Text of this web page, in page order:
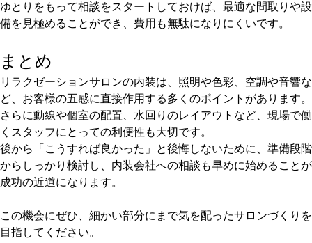
ゆとりをもって相談をスタートしておけば、最適な間取りや設
備を見極めることができ、費用も無駄になりにくいです。
まとめ
リラクゼーションサロンの内装は、照明や色彩、空調や音響な
ど、お客様の五感に直接作用する多くのポイントがあります。
さらに動線や個室の配置、水回りのレイアウトなど、現場で働
くスタッフにとっての利便性も大切です。
後から「こうすれば良かった」と後悔しないために、準備段階
からしっかり検討し、内装会社への相談も早めに始めることが
成功の近道になります。
この機会にぜひ、細かい部分にまで気を配ったサロンづくりを
目指してください。